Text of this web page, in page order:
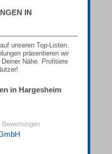
IN
unseren Top-Listen.
präsentieren wir
Nähe. Profitiere
in Hargesheim
Bewertungen